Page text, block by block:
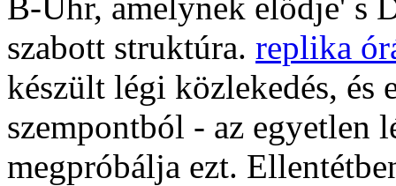
szabott struktúra. replika
készült légi közlekedés, és
szempontból - az egyetlen
megpróbálja ezt.